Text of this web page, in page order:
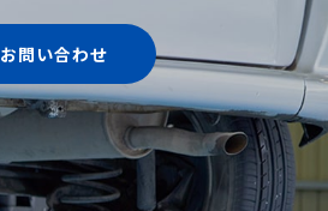
お問い合わせ